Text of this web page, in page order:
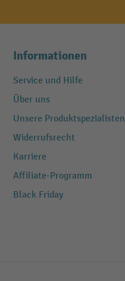
Informationen
Service und Hilfe
Über uns
Unsere Produktspezialisten
Widerrufsrecht
Karriere
Affiliate-Programm
Black Friday